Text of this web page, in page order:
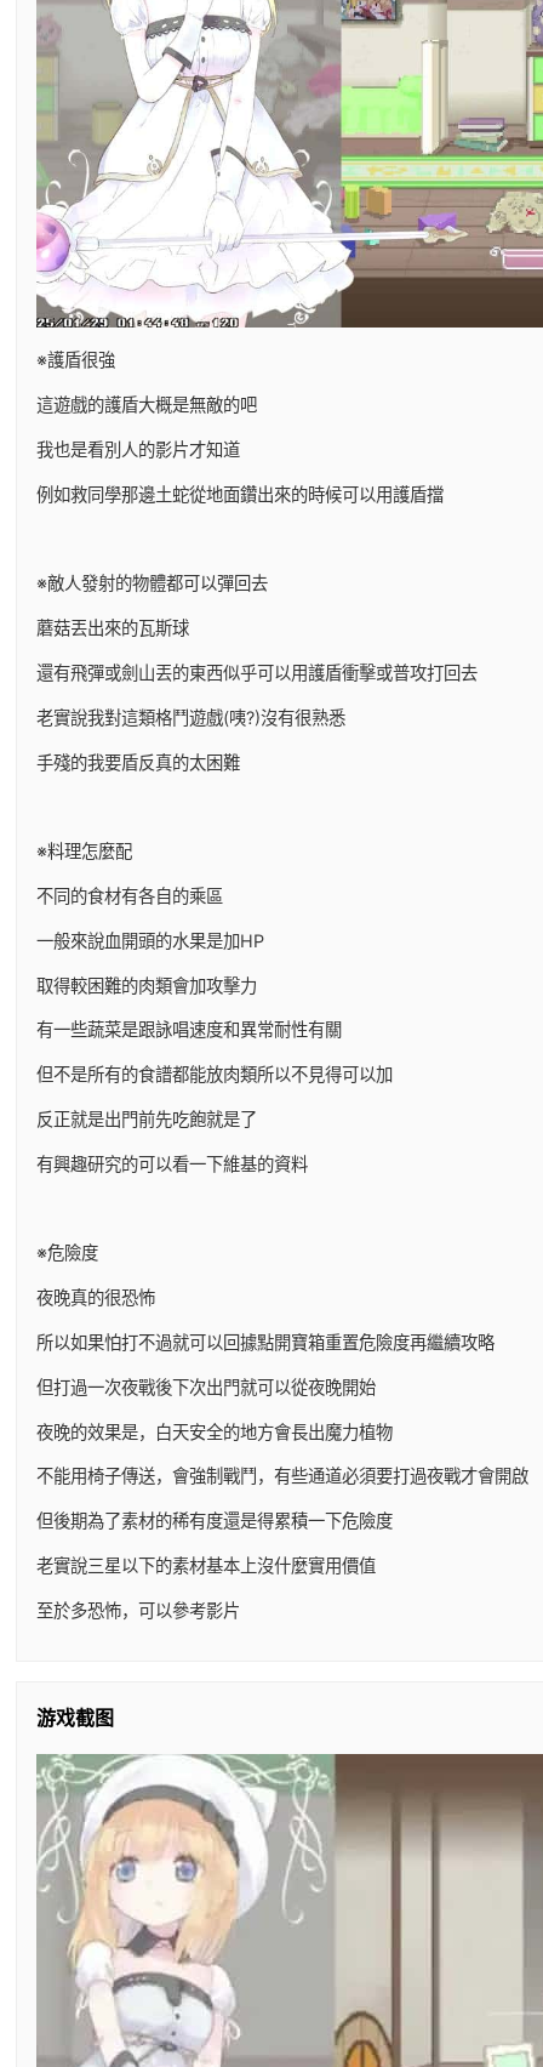
※護盾很強
這遊戲的護盾大概是無敵的吧
我也是看別人的影片才知道
例如救同學那邊土蛇從地面鑽出來的時候可以用護盾擋
※敵人發射的物體都可以彈回去
蘑菇丟出來的瓦斯球
還有飛彈或劍山丟的東西似乎可以用護盾衝擊或普攻打回去
老實說我對這類格鬥遊戲(咦?)沒有很熟悉
手殘的我要盾反真的太困難
※料理怎麼配
不同的食材有各自的乘區
一般來說血開頭的水果是加HP
取得較困難的肉類會加攻擊力
有一些蔬菜是跟詠唱速度和異常耐性有關
但不是所有的食譜都能放肉類所以不見得可以加
反正就是出門前先吃飽就是了
有興趣研究的可以看一下維基的資料
※危險度
夜晚真的很恐怖
所以如果怕打不過就可以回據點開寶箱重置危險度再繼續攻略
但打過一次夜戰後下次出門就可以從夜晚開始
夜晚的效果是，白天安全的地方會長出魔力植物
不能用椅子傳送，會強制戰鬥，有些通道必須要打過夜戰才會開啟
但後期為了素材的稀有度還是得累積一下危險度
老實說三星以下的素材基本上沒什麼實用價值
至於多恐怖，可以參考影片
游戏截图